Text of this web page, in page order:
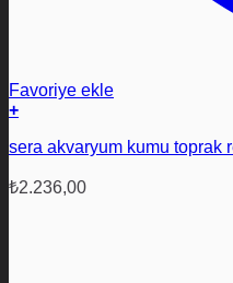
Favoriye ekle
+
sera akvaryum kumu toprak
₺2.236,00